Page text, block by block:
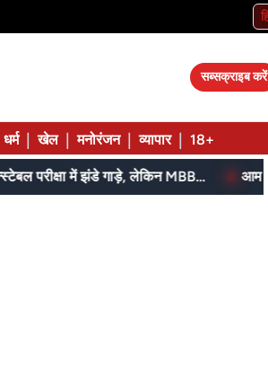
सब्सक्राइब करें
धर्म खेल मनोरंजन व्यापार 18+
SI, ASI स्टेनो और पुलिस कॉन्स्टेबल परीक्षा में झंडे गाड़े, लेकिन MBBS सीट नहीं मिला, पढ़िए शहडोल संभाग के शुभांगी की कहा